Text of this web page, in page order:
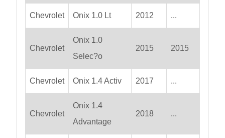
Chevrolet Onix 1.0 Lt 2012 ...
Chevrolet
Onix 1.0
Selec?o
2015 2015
Chevrolet Onix 1.4 Activ 2017 ...
Chevrolet
Onix 1.4
Advantage
2018 ...